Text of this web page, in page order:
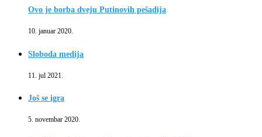
Ovo je borba dveju Putinovih pešadija
10. januar 2020.
Sloboda medija
11. jul 2021.
Još se igra
5. novembar 2020.